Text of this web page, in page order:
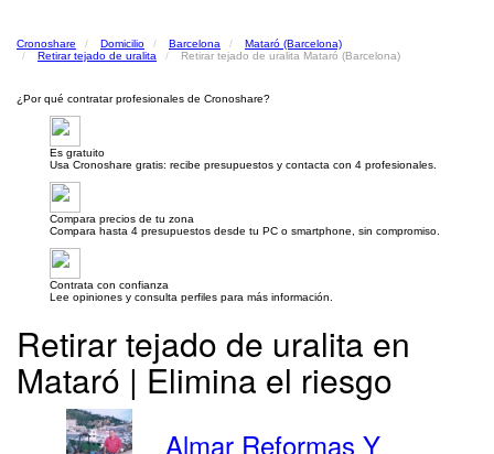
Cronoshare Domicilio Barcelona
Mataró (Barcelona)
Retirar tejado de uralita
Retirar tejado de uralita Mataró (Barcelona)
¿Por qué contratar profesionales de Cronoshare?
Es gratuito
Usa Cronoshare gratis: recibe presupuestos y contacta con 4 profesionales.
Compara precios de tu zona
Compara hasta 4 presupuestos desde tu PC o smartphone, sin compromiso.
Contrata con confianza
Lee opiniones y consulta perfiles para más información.
Retirar tejado de uralita en
Mataró | Elimina el riesgo
Almar Reformas Y